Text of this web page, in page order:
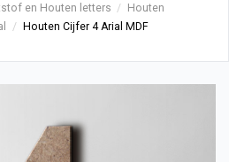
en Houten letters
Houten
Houten Cijfer 4 Arial MDF